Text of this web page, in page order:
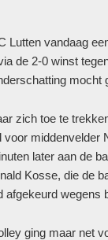
Lutten vandaag
de 2-0 winst
mocht
zich toe te
voor middenvelder
later aan de
Kosse, die de
wegens
ging maar net